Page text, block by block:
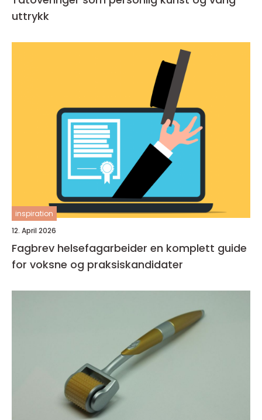
uttrykk
inspiration
12. April 2026
Fagbrev helsefagarbeider en komplett guide
for voksne og praksiskandidater